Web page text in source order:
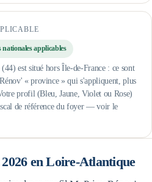
nationales applicables
est situé hors Île-de-France : ce sont
« province » qui s'appliquent, plus
profil (Bleu, Jaune, Violet ou Rose)
de référence du foyer — voir le
en Loire-Atlantique